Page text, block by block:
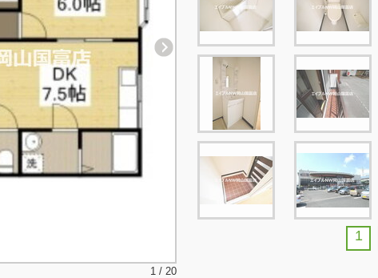
1 / 20
1